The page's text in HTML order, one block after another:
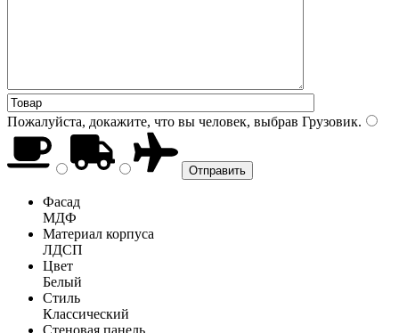
Пожалуйста, докажите, что вы человек, выбрав Грузовик.
Фасад
МДФ
Материал корпуса
ЛДСП
Цвет
Белый
Стиль
Классический
Стеновая панель